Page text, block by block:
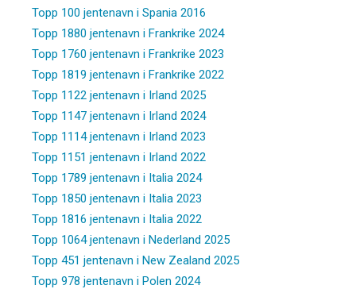
Topp 100 jentenavn i Spania 2016
Topp 1880 jentenavn i Frankrike 2024
Topp 1760 jentenavn i Frankrike 2023
Topp 1819 jentenavn i Frankrike 2022
Topp 1122 jentenavn i Irland 2025
Topp 1147 jentenavn i Irland 2024
Topp 1114 jentenavn i Irland 2023
Topp 1151 jentenavn i Irland 2022
Topp 1789 jentenavn i Italia 2024
Topp 1850 jentenavn i Italia 2023
Topp 1816 jentenavn i Italia 2022
Topp 1064 jentenavn i Nederland 2025
Topp 451 jentenavn i New Zealand 2025
Topp 978 jentenavn i Polen 2024